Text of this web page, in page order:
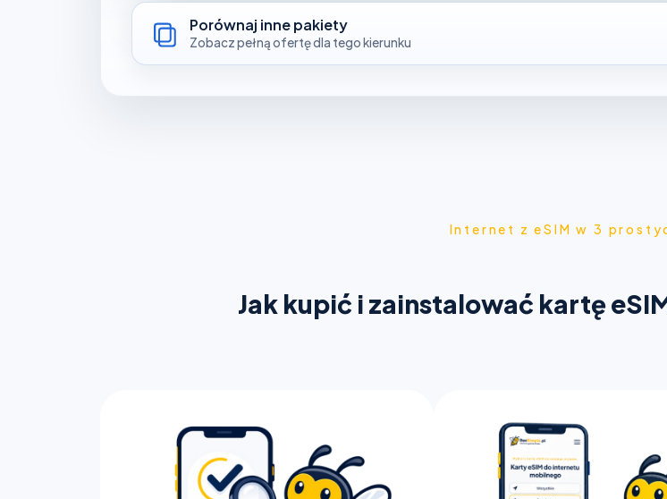
Porównaj inne pakiety
Zobacz pełną ofertę dla tego kierunku
Internet z eSIM w 3
Jak kupić i zainstalować kartę